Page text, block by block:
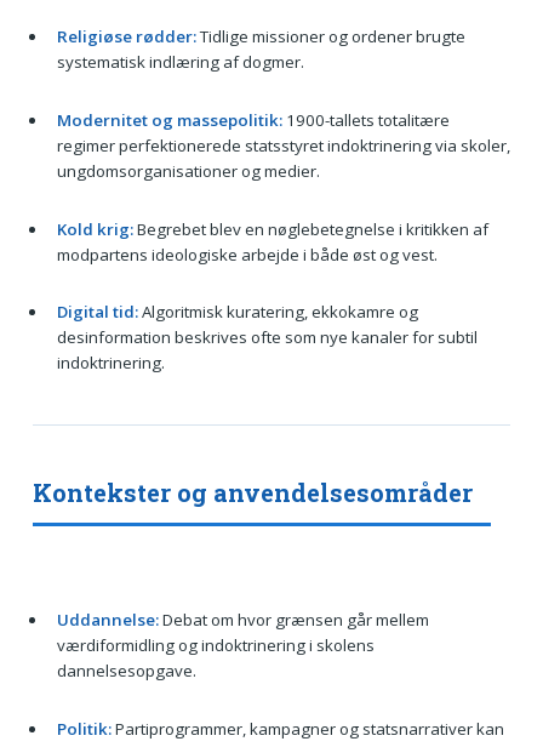
Religiøse rødder:Tidlige missioner og ordener brugte
systematisk indlæring af dogmer.
Modernitet og massepolitik:1900-tallets totalitære
regimer perfektionerede statsstyret indoktrinering via skoler,
ungdomsorganisationer og medier.
Kold krig:Begrebet blev en nøglebetegnelse i kritikken af
modpartens ideologiske arbejde i både øst og vest.
Digital tid:Algoritmisk kuratering, ekkokamre og
desinformation beskrives ofte som nye kanaler for subtil
indoktrinering.
Kontekster og anvendelsesområder
Uddannelse:Debat om hvor grænsen går mellem
værdiformidling og indoktrinering i skolens
dannelsesopgave.
Politik:Partiprogrammer, kampagner og statsnarrativer kan